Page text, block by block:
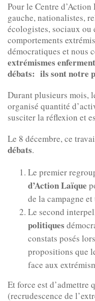
Pour le Centre
gauche, nationalistes,
écologistes, sociaux
comportements
démocratiques et nous
extrémismes
débats: ils sont notre
Durant plusieurs mois,
organisé quantité
susciter la réflexion et
Le 8 décembre, ce
débats.
Le premier
d’Action Laïque
de la campagne
Le second
politiques
constats posés
propositions que
face aux
Et force est d’admettre
(recrudescence de